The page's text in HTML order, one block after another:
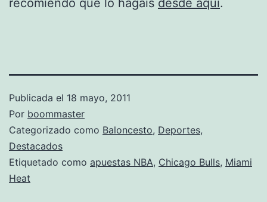
Publicada el 18 mayo, 2011
Por boommaster
Categorizado como Baloncesto, Deportes,
Destacados
Etiquetado como apuestas NBA, Chicago Bulls, Miami
Heat